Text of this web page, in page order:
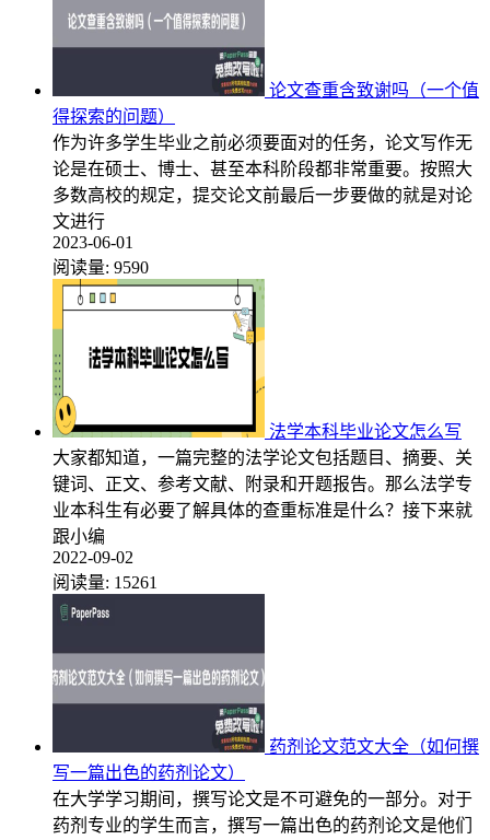
论文查重含致谢吗（一个值
得探索的问题）
作为许多学生毕业之前必须要面对的任务，论文写作无
论是在硕士、博士、甚至本科阶段都非常重要。按照大
多数高校的规定，提交论文前最后一步要做的就是对论
文进行
2023-06-01
阅读量: 9590
法学本科毕业论文怎么写
大家都知道，一篇完整的法学论文包括题目、摘要、关
键词、正文、参考文献、附录和开题报告。那么法学专
业本科生有必要了解具体的查重标准是什么？接下来就
跟小编
2022-09-02
阅读量: 15261
药剂论文范文大全（如何撰
写一篇出色的药剂论文）
在大学学习期间，撰写论文是不可避免的一部分。对于
药剂专业的学生而言，撰写一篇出色的药剂论文是他们